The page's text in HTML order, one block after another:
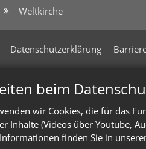
beim
wir Cookies, die für das
Inhalte (Videos über Youtube,
finden Sie in
Weltkirche
Datenschutzerklärung